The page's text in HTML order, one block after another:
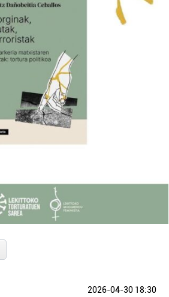
2026-04-30 18:30